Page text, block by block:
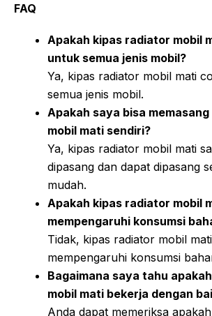
FAQ
Apakah kipas radiator mobil
untuk semua jenis mobil?
Ya, kipas radiator mobil mati
semua jenis mobil.
Apakah saya bisa
mobil mati sendiri?
Ya, kipas radiator mobil mati
dipasang dan dapat dipasang
mudah.
Apakah kipas radiator mobil
mempengaruhi konsumsi
Tidak, kipas radiator mobil
mempengaruhi konsumsi
Bagaimana saya tahu
mobil mati bekerja dengan
Anda dapat memeriksa